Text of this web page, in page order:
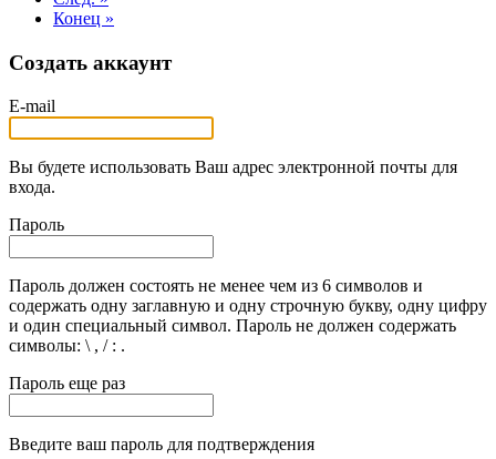
Конец »
Создать аккаунт
E-mail
Вы будете использовать Ваш адрес электронной почты для
входа.
Пароль
Пароль должен состоять не менее чем из 6 символов и
содержать одну заглавную и одну строчную букву, одну цифру
и один специальный символ. Пароль не должен содержать
символы: \ , / : .
Пароль еще раз
Введите ваш пароль для подтверждения